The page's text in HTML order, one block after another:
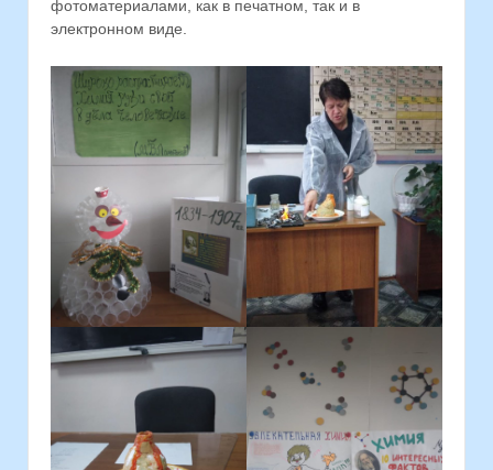
фотоматериалами, как в печатном, так и в
электронном виде.